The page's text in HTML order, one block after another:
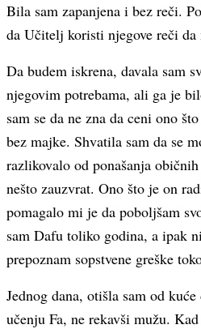
Bila sam zapanjena i bez reči.
da Učitelj koristi njegove reči da
Da budem iskrena, davala sam
njegovim potrebama, ali ga je
sam se da ne zna da ceni ono
bez majke. Shvatila sam da se
razlikovalo od ponašanja
nešto zauzvrat. Ono što je on
pomagalo mi je da poboljšam
sam Dafu toliko godina, a ipak
prepoznam sopstvene greške
Jednog dana, otišla sam od
učenju Fa, ne rekavši mužu.